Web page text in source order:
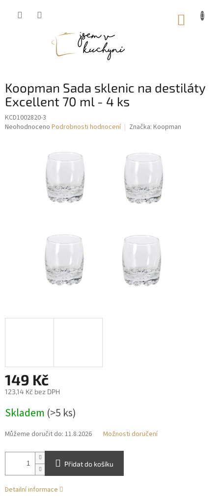
Koopman Sada sklenic na destiláty
Excellent 70 ml - 4 ks
KCD1002820-3
Průměrné
Neohodnoceno Podrobnosti hodnocení Značka: Koopman
149 Kč
123,14 Kč bez DPH
cena:
Skladem (>5 ks)
Můžeme doručit do: 11.8.2026 Možnosti doručení
Přidat do košíku
Detailní informace